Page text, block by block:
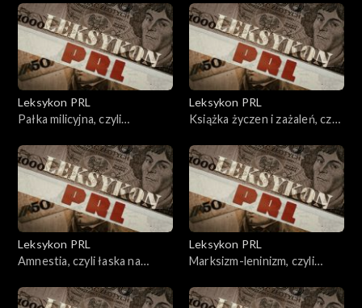
Leksykon PRL
Pałka milicyjna, czyli
Leksykon PRL
Książka życzen i zażaleń, czyli
Leksykon PRL
Amnestia, czyli łaska na
Leksykon PRL
Marksizm-leninizm, czyli